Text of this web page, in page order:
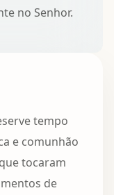
no Senhor.
tempo
e comunhão
tocaram
de